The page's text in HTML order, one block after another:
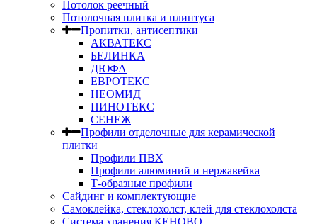
Потолок реечный
Потолочная плитка и плинтуса
Пропитки, антисептики
АКВАТЕКС
БЕЛИНКА
ДЮФА
ЕВРОТЕКС
НЕОМИД
ПИНОТЕКС
СЕНЕЖ
Профили отделочные для керамической
плитки
Профили ПВХ
Профили алюминий и нержавейка
Т-образные профили
Сайдинг и комплектующие
Самоклейка, стеклохолст, клей для стеклохолста
Система хранения КЕНОВО